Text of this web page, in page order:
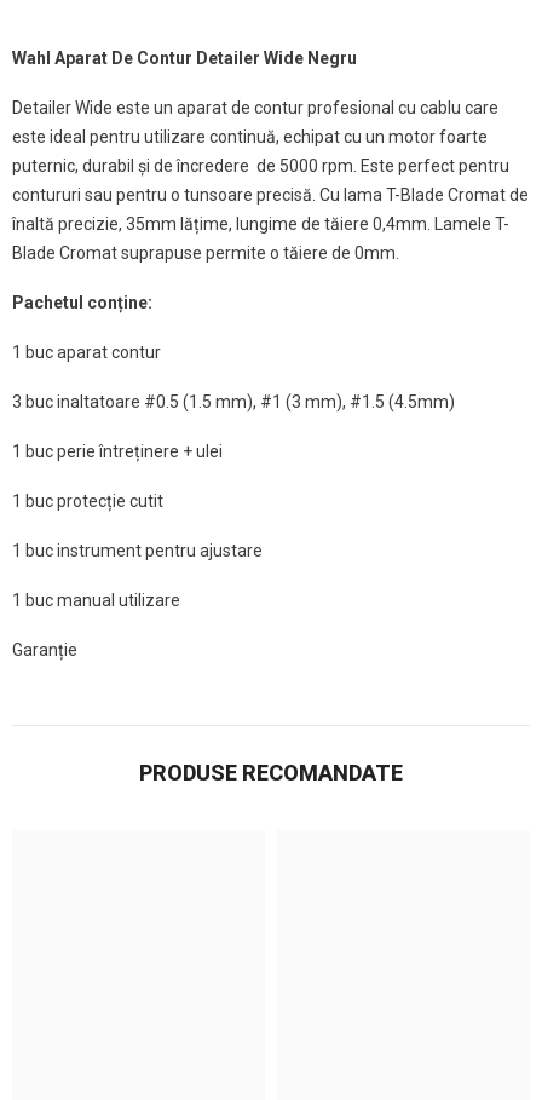
Wahl Aparat De Contur Detailer Wide Negru
Detailer Wide este un aparat de contur profesional cu cablu care
este ideal pentru utilizare continuă, echipat cu un motor foarte
puternic, durabil și de încredere de 5000 rpm. Este perfect pentru
contururi sau pentru o tunsoare precisă. Cu lama T-Blade Cromat de
înaltă precizie, 35mm lățime, lungime de tăiere 0,4mm. Lamele T-
Blade Cromat suprapuse permite o tăiere de 0mm.
Pachetul conține:
1 buc aparat contur
3 buc inaltatoare #0.5 (1.5 mm), #1 (3 mm), #1.5 (4.5mm)
1 buc perie întreținere + ulei
1 buc protecție cutit
1 buc instrument pentru ajustare
1 buc manual utilizare
Garanție
PRODUSE RECOMANDATE